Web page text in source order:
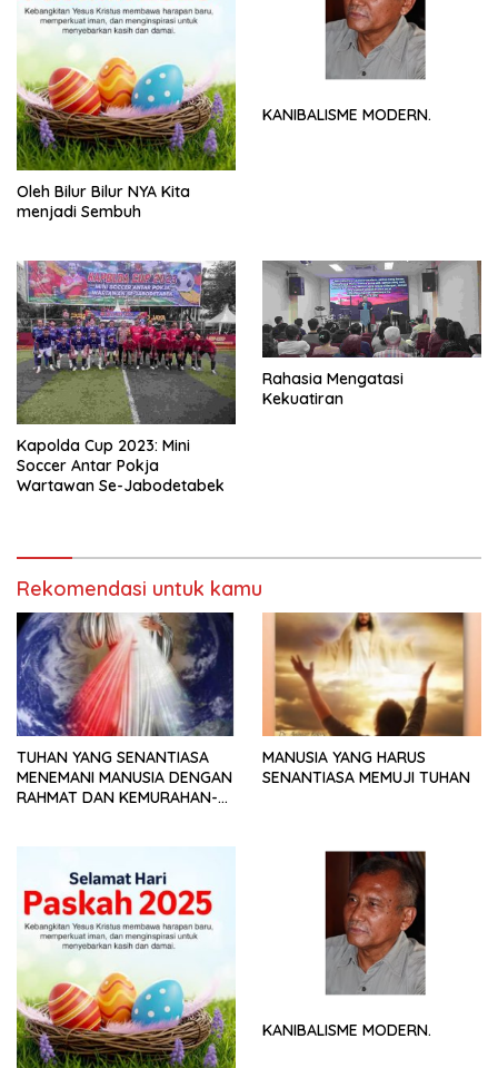
Oleh Bilur Bilur NYA Kita
menjadi Sembuh
KANIBALISME MODERN.
Kapolda Cup 2023: Mini
Soccer Antar Pokja
Wartawan Se-Jabodetabek
Rahasia Mengatasi
Kekuatiran
Rekomendasi untuk kamu
TUHAN YANG SENANTIASA
MENEMANI MANUSIA DENGAN
RAHMAT DAN KEMURAHAN-
MANUSIA YANG HARUS
SENANTIASA MEMUJI TUHAN
KANIBALISME MODERN.